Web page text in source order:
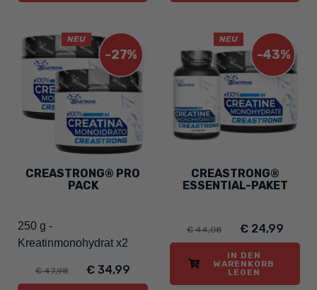
-27%
NEU
CREASTRONG® PRO
PACK
250 g -
Kreatinmonohydrat x2
€ 47,98 € 34,99
-43%
NEU
CREASTRONG®
ESSENTIAL-PAKET
€ 44,08 € 24,99
IN DEN
WARENKORB
LEGEN